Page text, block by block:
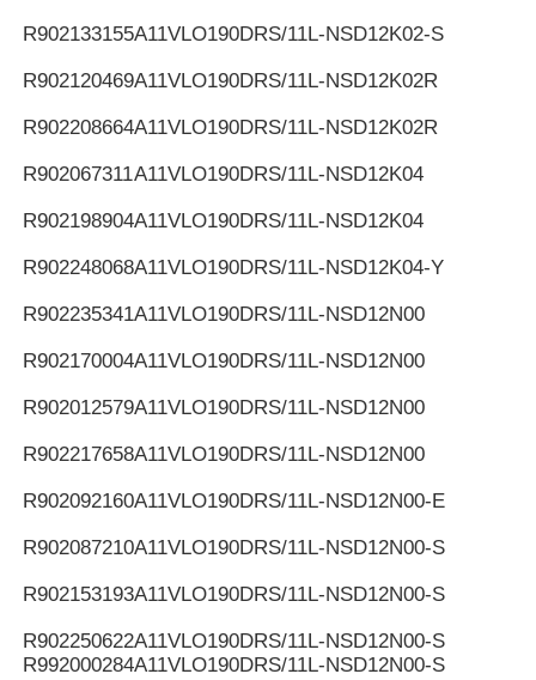
R902133155A11VLO190DRS/11L-NSD12K02-S
R902120469A11VLO190DRS/11L-NSD12K02R
R902208664A11VLO190DRS/11L-NSD12K02R
R902067311A11VLO190DRS/11L-NSD12K04
R902198904A11VLO190DRS/11L-NSD12K04
R902248068A11VLO190DRS/11L-NSD12K04-Y
R902235341A11VLO190DRS/11L-NSD12N00
R902170004A11VLO190DRS/11L-NSD12N00
R902012579A11VLO190DRS/11L-NSD12N00
R902217658A11VLO190DRS/11L-NSD12N00
R902092160A11VLO190DRS/11L-NSD12N00-E
R902087210A11VLO190DRS/11L-NSD12N00-S
R902153193A11VLO190DRS/11L-NSD12N00-S
R902250622A11VLO190DRS/11L-NSD12N00-S
R992000284A11VLO190DRS/11L-NSD12N00-S